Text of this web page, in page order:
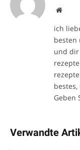
Website
ich
besten
und
Geben
Verwandte